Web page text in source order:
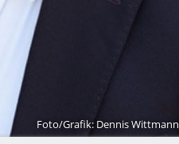
Foto/Grafik: Dennis Wittmann